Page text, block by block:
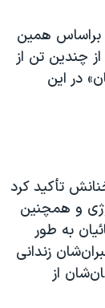
براساس همین
چندین تن از
در این
تأکید کرد
و همچنین
به طور
زندانی
از